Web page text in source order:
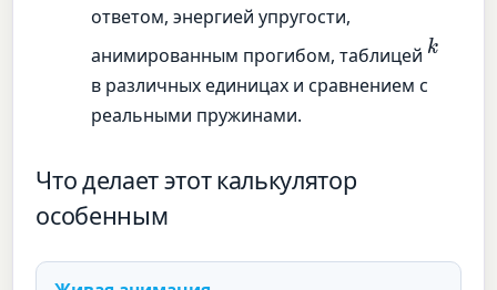
ответом, энергией упругости,
анимированным прогибом, таблицей k
в различных единицах и сравнением с
реальными пружинами.
Что делает этот калькулятор
особенным